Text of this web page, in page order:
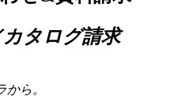
タログ請求
ら。